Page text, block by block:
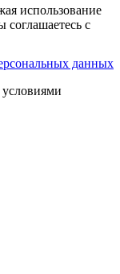
данных
использование
соглашаетесь с